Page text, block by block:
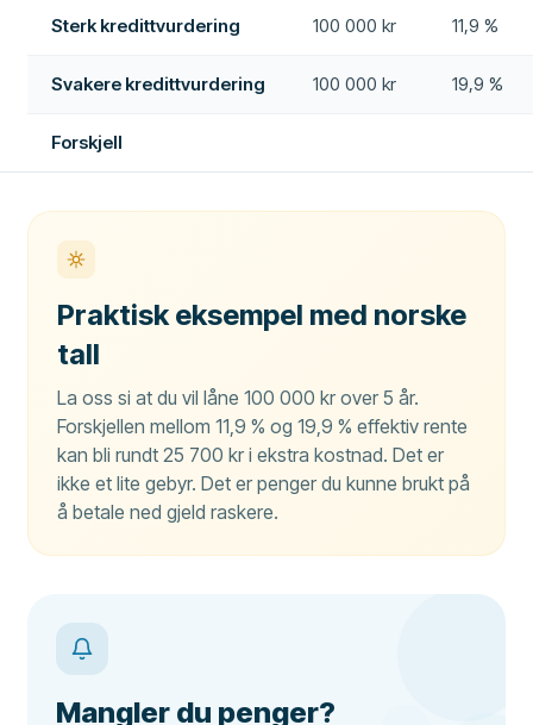
Sterk kredittvurdering 100 000 kr 11,9 %
Svakere kredittvurdering 100 000 kr 19,9 %
Forskjell
Praktisk eksempel med norske
tall
La oss si at du vil låne 100 000 kr over 5 år.
Forskjellen mellom 11,9 % og 19,9 % effektiv rente
kan bli rundt 25 700 kr i ekstra kostnad. Det er
ikke et lite gebyr. Det er penger du kunne brukt på
å betale ned gjeld raskere.
Mangler du penger?